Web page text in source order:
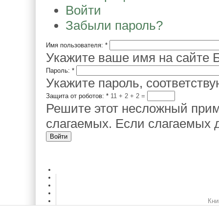
Войти
Забыли пароль?
Имя пользователя: *
Укажите ваше имя на сайте
Пароль: *
Укажите пароль,
Защита от роботов: * 11 + 2 =
Решите этот несложный
слагаемых. Если слагаемых